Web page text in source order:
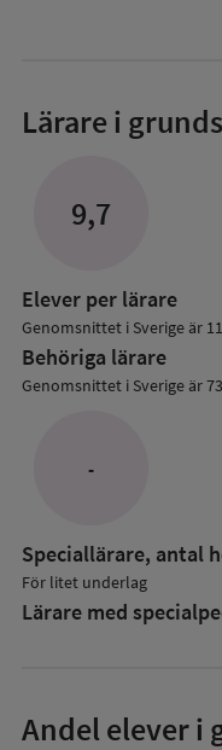
Lärare i
9,7
Elever per lärare
Genomsnittet i Sverige är
Behöriga lärare
Genomsnittet i Sverige är
-
Speciallärare, antal
För litet underlag
Lärare med
Andel elever i